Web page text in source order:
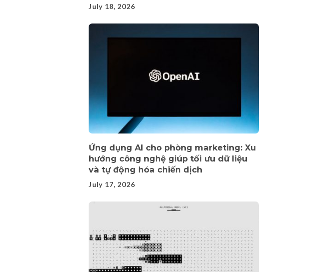
July 18, 2026
Ứng dụng AI cho phòng marketing: Xu
hướng công nghệ giúp tối ưu dữ liệu
và tự động hóa chiến dịch
July 17, 2026